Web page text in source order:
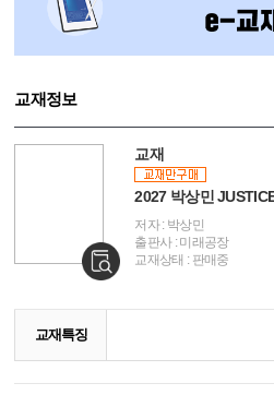
교재정보
교재
2027 박상민
저자 : 박상민
출판사 : 미래공장
교재상태 : 판매중
교재특징